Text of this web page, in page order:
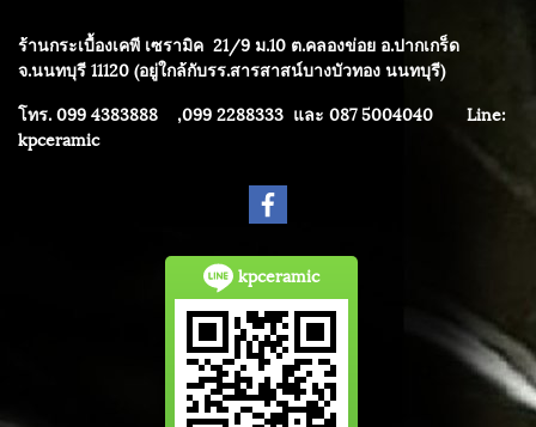
ร้านกระเบื้องเคพี เซรามิค 21/9 ม.10 ต.คลองข่อย อ.ปากเกร็ด
จ.นนทบุรี 11120 (อยู่ใกล้กับรร.สารสาสน์บางบัวทอง นนทบุรี)
โทร. 099 4383888 ,099 2288333 และ 087 5004040 Line:
kpceramic
kpceramic